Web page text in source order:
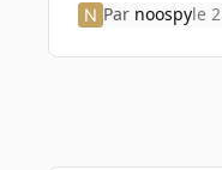
Par noospyle